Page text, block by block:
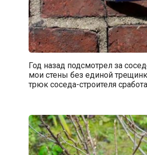
Год назад подсмотрел за
мои стены без единой
трюк соседа-строителя